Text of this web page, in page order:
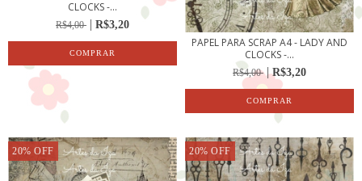
CLOCKS -...
R$4,00 R$3,20
PAPEL PARA SCRAP A4 - LADY AND
CLOCKS -...
R$4,00 R$3,20
20% OFF 20% OFF